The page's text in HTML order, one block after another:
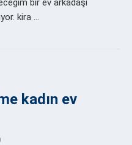
bir ev arkadaşı
kira …
kadın ev